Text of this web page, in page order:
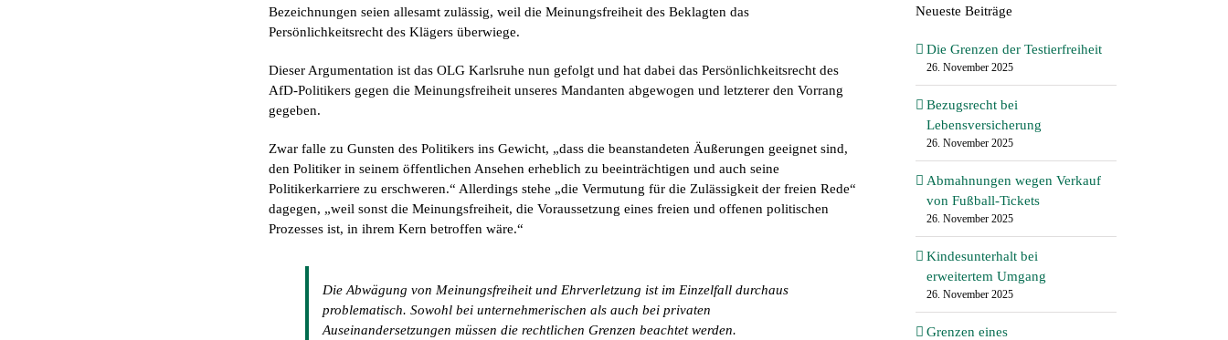
Bezeichnungen seien allesamt zulässig, weil die Meinungsfreiheit des Beklagten das
Persönlichkeitsrecht des Klägers überwiege.
Dieser Argumentation ist das OLG Karlsruhe nun gefolgt und hat dabei das Persönlichkeitsrecht des
AfD-Politikers gegen die Meinungsfreiheit unseres Mandanten abgewogen und letzterer den Vorrang
gegeben.
Zwar falle zu Gunsten des Politikers ins Gewicht, „dass die beanstandeten Äußerungen geeignet sind,
den Politiker in seinem öffentlichen Ansehen erheblich zu beeinträchtigen und auch seine
Politikerkarriere zu erschweren.“ Allerdings stehe „die Vermutung für die Zulässigkeit der freien Rede“
dagegen, „weil sonst die Meinungsfreiheit, die Voraussetzung eines freien und offenen politischen
Prozesses ist, in ihrem Kern betroffen wäre.“
Die Abwägung von Meinungsfreiheit und Ehrverletzung ist im Einzelfall durchaus
problematisch. Sowohl bei unternehmerischen als auch bei privaten
Auseinandersetzungen müssen die rechtlichen Grenzen beachtet werden.
Neueste Beiträge
Die Grenzen der Testierfreiheit
26. November 2025
Bezugsrecht bei
Lebensversicherung
26. November 2025
Abmahnungen wegen Verkauf
von Fußball-Tickets
26. November 2025
Kindesunterhalt bei
erweitertem Umgang
26. November 2025
Grenzen eines